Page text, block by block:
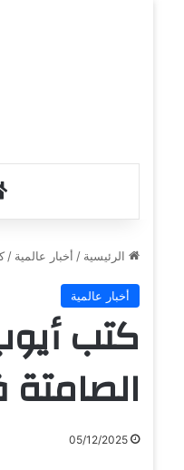
الرئيسية / أخبار عالمية /
أخبار عالمية
كتب
05/12/2025